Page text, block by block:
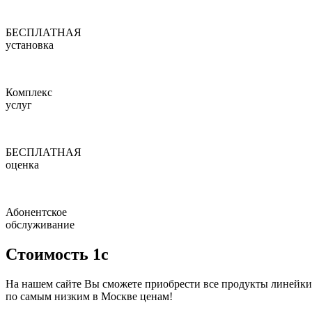
БЕСПЛАТНАЯ
установка
Комплекс
услуг
БЕСПЛАТНАЯ
оценка
Абонентское
обслуживание
Стоимость 1с
На нашем сайте Вы сможете приобрести все продукты
по самым низким в Москве ценам!